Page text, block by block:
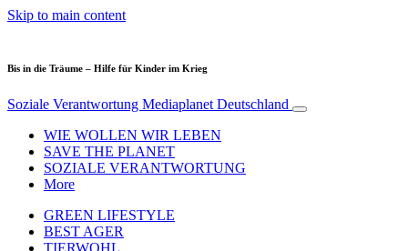
Skip to main content
Bis in die Träume – Hilfe für Kinder im Krieg
Soziale Verantwortung Mediaplanet Deutschland
WIE WOLLEN WIR LEBEN
SAVE THE PLANET
SOZIALE VERANTWORTUNG
More
GREEN LIFESTYLE
BEST AGER
TIERWOHL